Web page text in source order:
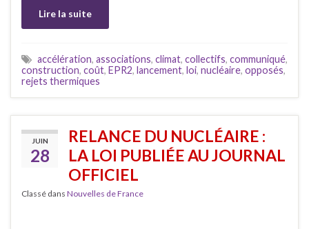
Lire la suite
accélération, associations, climat, collectifs, communiqué,
construction, coût, EPR2, lancement, loi, nucléaire, opposés,
rejets thermiques
JUIN
28
RELANCE DU NUCLÉAIRE :
LA LOI PUBLIÉE AU JOURNAL
OFFICIEL
Classé dans Nouvelles de France